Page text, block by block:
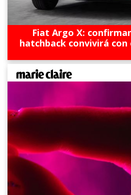
Fiat Argo X:
hatchback convivirá